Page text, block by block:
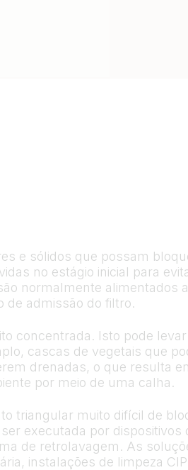
e sólidos que possam
no estágio inicial para
normalmente alimentados
de admissão do filtro.
concentrada. Isto pode
cascas de vegetais que
drenadas, o que resulta
por meio de uma calha.
triangular muito difícil de
executada por dispositivos
de retrolavagem. As
instalações de limpeza